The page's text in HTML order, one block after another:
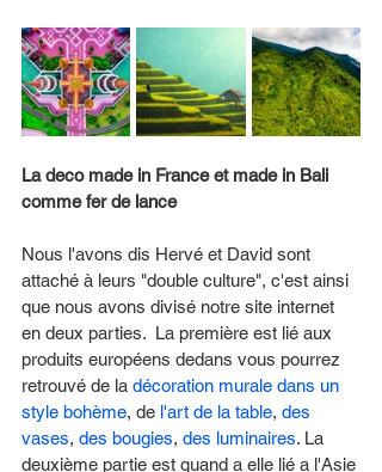
La deco made in France et made in Bali
comme fer de lance
Nous l'avons dis Hervé et David sont
attaché à leurs "double culture", c'est ainsi
que nous avons divisé notre site internet
en deux parties.  La première est lié aux
produits européens dedans vous pourrez
retrouvé de la décoration murale dans un
style bohème, de l'art de la table, des
vases, des bougies, des luminaires. La
deuxième partie est quand a elle lié a l'Asie